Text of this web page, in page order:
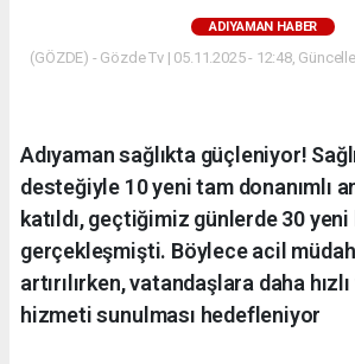
ADIYAMAN HABER
(GÖZDE) - Gözde Tv | 05.11.2025 - 12:48,
Adıyaman sağlıkta güçleniyor!
desteğiyle 10 yeni tam donanımlı
katıldı, geçtiğimiz günlerde 30
gerçekleşmişti. Böylece acil
artırılırken, vatandaşlara daha
hizmeti sunulması hedefleniyor